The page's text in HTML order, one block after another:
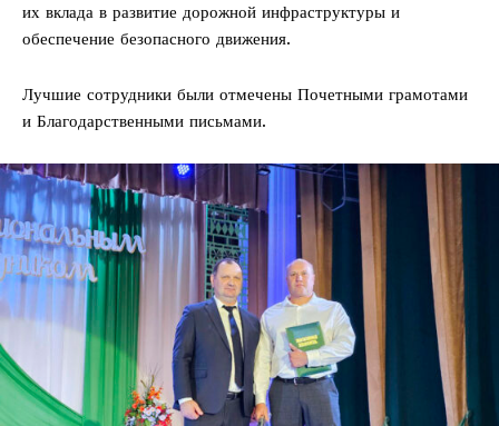
их вклада в развитие дорожной инфраструктуры и
обеспечение безопасного движения.
Лучшие сотрудники были отмечены Почетными грамотами
и Благодарственными письмами.